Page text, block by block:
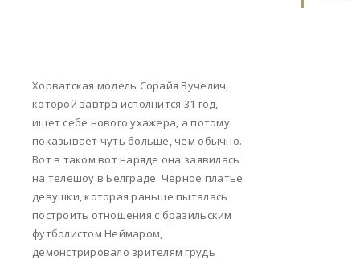
Хорватская модель Сорайя Вучелич,
которой завтра исполнится 31 год,
ищет себе нового ухажера, а потому
показывает чуть больше, чем обычно.
Вот в таком вот наряде она заявилась
на телешоу в Белграде. Черное платье
девушки, которая раньше пыталась
построить отношения с бразильским
футболистом Неймаром,
демонстрировало зрителям грудь